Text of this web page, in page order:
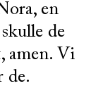
en
de
amen. Vi
de.